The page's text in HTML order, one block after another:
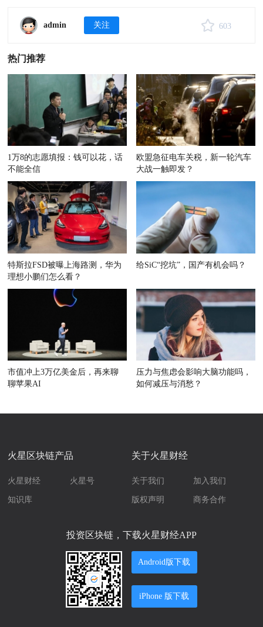
admin 关注 603
热门推荐
1万8的志愿填报：钱可以花，话
不能全信
欧盟急征电车关税，新一轮汽车
大战一触即发？
特斯拉FSD被曝上海路测，华为
理想小鹏们怎么看？
给SiC“挖坑”，国产有机会吗？
市值冲上3万亿美金后，再来聊
聊苹果AI
压力与焦虑会影响大脑功能吗，
如何减压与消愁？
火星区块链产品
火星财经 火星号
知识库
关于火星财经
关于我们 加入我们
版权声明 商务合作
投资区块链，下载火星财经APP
Android版下载
iPhone 版下载